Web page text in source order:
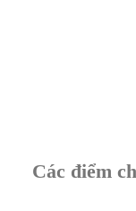
Các điểm